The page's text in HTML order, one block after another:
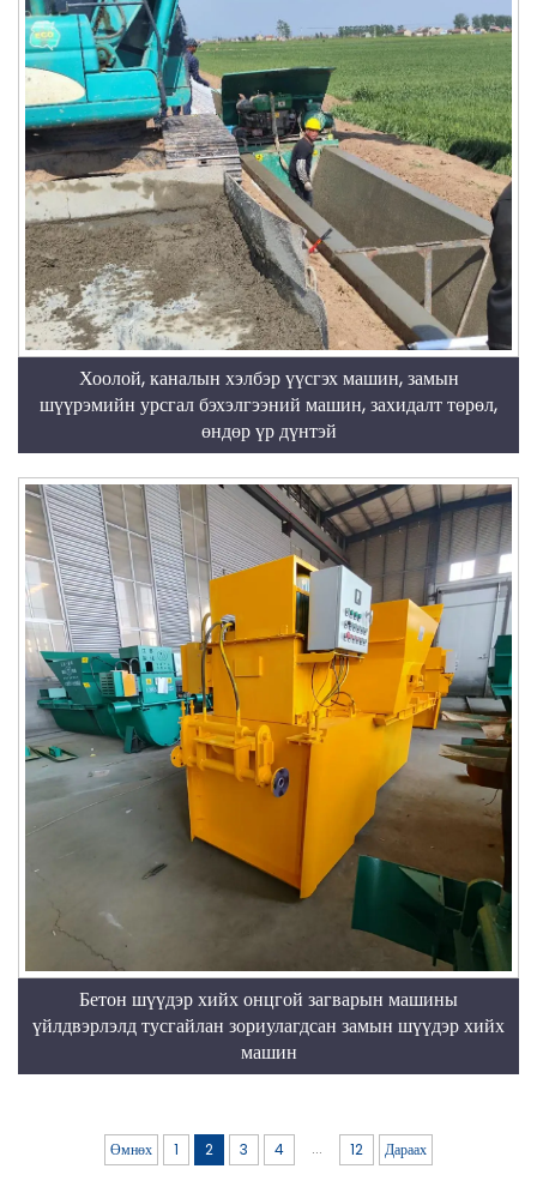
Хоолой, каналын хэлбэр үүсгэх машин, замын
шүүрэмийн урсгал бэхэлгээний машин, захидалт төрөл,
өндөр үр дүнтэй
Бетон шүүдэр хийх онцгой загварын машины
үйлдвэрлэлд тусгайлан зориулагдсан замын шүүдэр хийх
машин
Өмнөх 1 2 3 4 ... 12 Дараах